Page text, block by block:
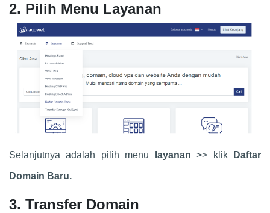
2. Pilih Menu Layanan
Selanjutnya adalah pilih menu layanan>> klik Daftar
Domain Baru.
3. Transfer Domain